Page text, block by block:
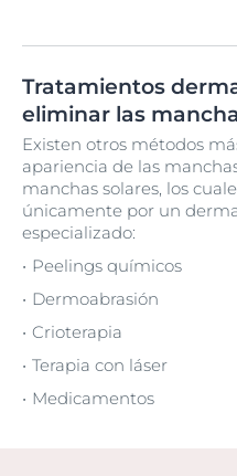
Tratamientos
eliminar las
Existen otros métodos
apariencia de las
manchas solares, los
únicamente por un
especializado:
Peelings químicos
Dermoabrasión
Crioterapia
Terapia con láser
Medicamentos